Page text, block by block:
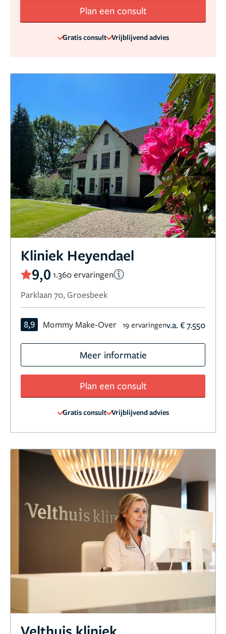
Plan een consult
Gratis consult Vrijblijvend advies
Kliniek Heyendael
9,0 1.360 ervaringen
Parklaan 70, Groesbeek
8,9 Mommy Make-Over 19 ervaringenv.a. € 7.550
Meer informatie
Plan een consult
Gratis consult Vrijblijvend advies